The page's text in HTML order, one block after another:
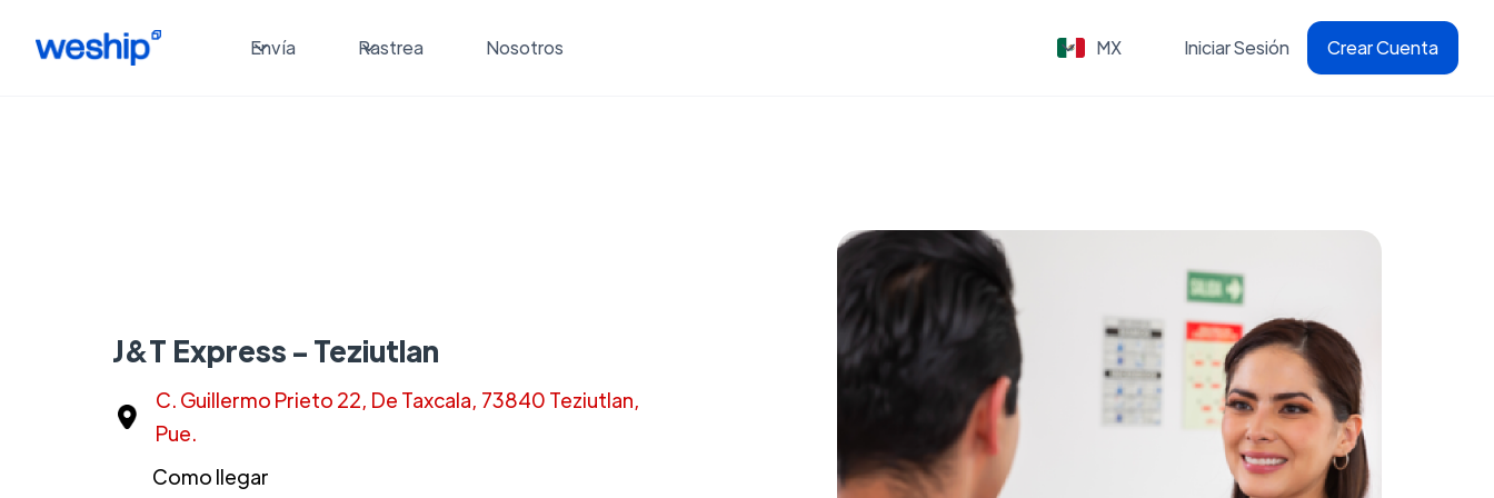
Envía Rastrea Nosotros MX Iniciar Sesión Crear Cuenta
J&T Express - Teziutlan
C. Guillermo Prieto 22, De Taxcala, 73840 Teziutlan,
Pue.
Como llegar